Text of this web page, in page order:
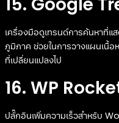
เครื่องมือดูเทรนด์การค้นหาที่แ
ภูมิภาค ช่วยในการวางแผนเนื้อ
ที่เปลี่ยนแปลงไป
16. WP
ปลั๊กอินเพิ่มความเร็วสำหรับ